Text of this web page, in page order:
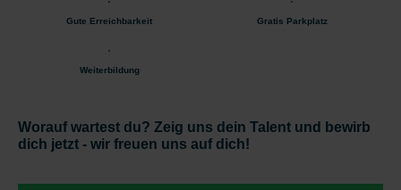
Gute Erreichbarkeit Gratis Parkplatz
Weiterbildung
Worauf wartest du? Zeig uns dein Talent und bewirb
dich jetzt - wir freuen uns auf dich!